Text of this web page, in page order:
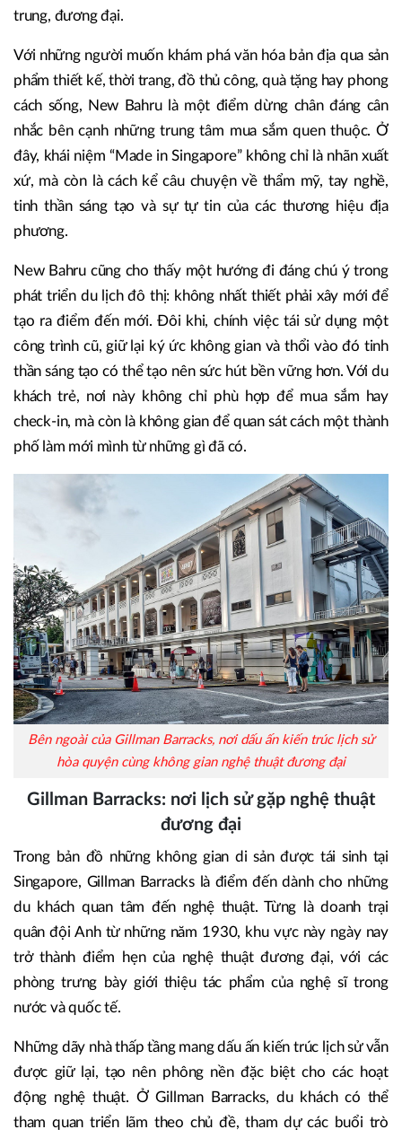
trung, đương đại.
Với những người muốn khám phá văn hóa bản địa qua sản
phẩm thiết kế, thời trang, đồ thủ công, quà tặng hay phong
cách sống, New Bahru là một điểm dừng chân đáng cân
nhắc bên cạnh những trung tâm mua sắm quen thuộc. Ở
đây, khái niệm “Made in Singapore” không chỉ là nhãn xuất
xứ, mà còn là cách kể câu chuyện về thẩm mỹ, tay nghề,
tinh thần sáng tạo và sự tự tin của các thương hiệu địa
phương.
New Bahru cũng cho thấy một hướng đi đáng chú ý trong
phát triển du lịch đô thị: không nhất thiết phải xây mới để
tạo ra điểm đến mới. Đôi khi, chính việc tái sử dụng một
công trình cũ, giữ lại ký ức không gian và thổi vào đó tinh
thần sáng tạo có thể tạo nên sức hút bền vững hơn. Với du
khách trẻ, nơi này không chỉ phù hợp để mua sắm hay
check-in, mà còn là không gian để quan sát cách một thành
phố làm mới mình từ những gì đã có.
Bên ngoài của Gillman Barracks, nơi dấu ấn kiến trúc lịch sử
hòa quyện cùng không gian nghệ thuật đương đại
Gillman Barracks: nơi lịch sử gặp nghệ thuật
đương đại
Trong bản đồ những không gian di sản được tái sinh tại
Singapore, Gillman Barracks là điểm đến dành cho những
du khách quan tâm đến nghệ thuật. Từng là doanh trại
quân đội Anh từ những năm 1930, khu vực này ngày nay
trở thành điểm hẹn của nghệ thuật đương đại, với các
phòng trưng bày giới thiệu tác phẩm của nghệ sĩ trong
nước và quốc tế.
Những dãy nhà thấp tầng mang dấu ấn kiến trúc lịch sử vẫn
được giữ lại, tạo nên phông nền đặc biệt cho các hoạt
động nghệ thuật. Ở Gillman Barracks, du khách có thể
tham quan triển lãm theo chủ đề, tham dự các buổi trò